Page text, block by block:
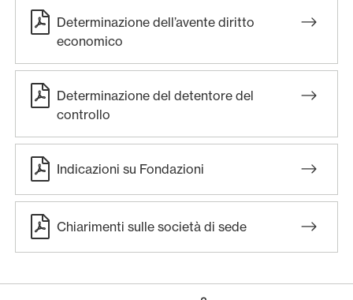
Determinazione dell’avente diritto
economico
Determinazione del detentore del
controllo
Indicazioni su Fondazioni
Chiarimenti sulle società di sede